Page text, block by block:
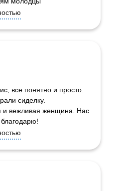
все понятно и просто.
сиделку.
и вежливая женщина. Нас